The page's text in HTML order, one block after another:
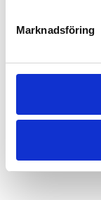
Marknadsföring